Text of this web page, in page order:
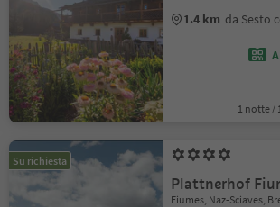
1.4 km da Sesto
1 notte /
Su richiesta
Plattnerhof
Fiumes, Naz-Sciaves,